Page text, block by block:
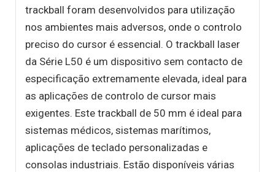
trackball foram desenvolvidos para utilização
nos ambientes mais adversos, onde o controlo
preciso do cursor é essencial. O trackball laser
da Série L50 é um dispositivo sem contacto de
especificação extremamente elevada, ideal para
as aplicações de controlo de cursor mais
exigentes. Este trackball de 50 mm é ideal para
sistemas médicos, sistemas marítimos,
aplicações de teclado personalizadas e
consolas industriais. Estão disponíveis várias